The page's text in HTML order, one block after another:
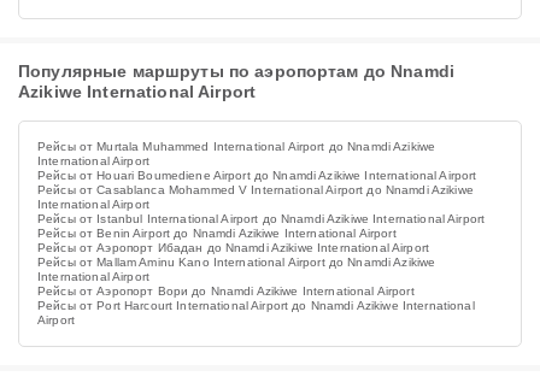
Популярные маршруты по аэропортам до Nnamdi
Azikiwe International Airport
Рейсы от Murtala Muhammed International Airport до Nnamdi Azikiwe
International Airport
Рейсы от Houari Boumediene Airport до Nnamdi Azikiwe International Airport
Рейсы от Casablanca Mohammed V International Airport до Nnamdi Azikiwe
International Airport
Рейсы от Istanbul International Airport до Nnamdi Azikiwe International Airport
Рейсы от Benin Airport до Nnamdi Azikiwe International Airport
Рейсы от Аэропорт Ибадан до Nnamdi Azikiwe International Airport
Рейсы от Mallam Aminu Kano International Airport до Nnamdi Azikiwe
International Airport
Рейсы от Аэропорт Вори до Nnamdi Azikiwe International Airport
Рейсы от Port Harcourt International Airport до Nnamdi Azikiwe International
Airport